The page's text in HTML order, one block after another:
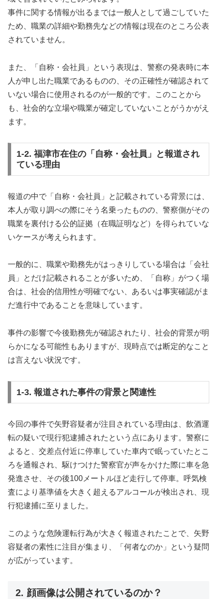
事件に関する情報が出るまでは一般人として過ごしていた
ため、職業の詳細や勤務先などの情報は現在のところ公表
されていません。
また、「自称・会社員」という表現は、警察の発表時に本
人が申し出た職業であるものの、その正確性が確認されて
いない場合に使用されるのが一般的です。このことから
も、社会的な立場や職業が確定していないことがうかがえ
ます。
1-2. 福津市在住の「自称・会社員」と報道され
ている理由
報道の中で「自称・会社員」と記載されている背景には、
本人が取り調べの際にそう名乗ったものの、警察側がその
職業を裏付ける公的証拠（在職証明など）を得られていな
いケースが考えられます。
一般的に、職業や勤務先がはっきりしている場合は「会社
員」とだけ記載されることが多いため、「自称」がつく場
合は、社会的信用性が明確でない、あるいは事実確認がま
だ進行中であることを意味しています。
事件の影響で今後勤務先が確認されたり、社会的背景が明
らかになる可能性もありますが、現時点では断定的なこと
は言えない状況です。
1-3. 報道された事件の背景と関連性
今回の事件で矢野容疑者が注目されている理由は、飲酒運
転の疑いで現行犯逮捕されたという点にあります。警察に
よると、交差点付近に停車していた車内で眠っていたとこ
ろを通報され、駆けつけた警察官が声をかけた際に車を急
発進させ、その後100メートルほど走行して停車。呼気検
査により基準値を大きく超えるアルコールが検出され、現
行犯逮捕に至りました。
このような危険運転行為が大きく報道されたことで、矢野
容疑者の素性に注目が集まり、「何者なのか」という疑問
が広がっています。
2. 顔画像は公開されているのか？